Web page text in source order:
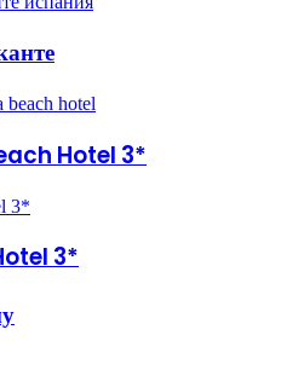
Hotel 3*
3*